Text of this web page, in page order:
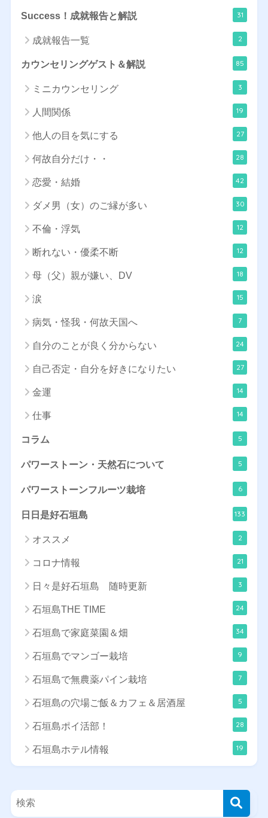
Success！成就報告と解説 31
成就報告一覧 2
カウンセリングゲスト＆解説 85
ミニカウンセリング 3
人間関係 19
他人の目を気にする 27
何故自分だけ・・ 28
恋愛・結婚 42
ダメ男（女）のご縁が多い 30
不倫・浮気 12
断れない・優柔不断 12
母（父）親が嫌い、DV 18
涙 15
病気・怪我・何故天国へ 7
自分のことが良く分からない 24
自己否定・自分を好きになりたい 27
金運 14
仕事 14
コラム 5
パワーストーン・天然石について 5
パワーストーンフルーツ栽培 6
日日是好石垣島 133
オススメ 2
コロナ情報 21
日々是好石垣島 随時更新 3
石垣島THE TIME 24
石垣島で家庭菜園＆畑 34
石垣島でマンゴー栽培 9
石垣島で無農薬パイン栽培 7
石垣島の穴場ご飯＆カフェ＆居酒屋 5
石垣島ポイ活部！ 28
石垣島ホテル情報 19